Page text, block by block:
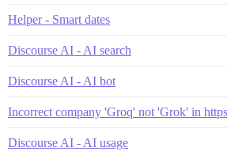
Helper - Smart dates
Discourse AI - AI search
Discourse AI - AI bot
Incorrect company 'Groq' not 'Grok' in
Discourse AI - AI usage